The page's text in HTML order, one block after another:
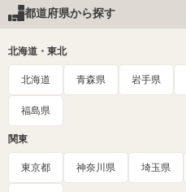
都道府県から探す
北海道・東北
北海道 青森県 岩手県
福島県
関東
東京都 神奈川県 埼玉県